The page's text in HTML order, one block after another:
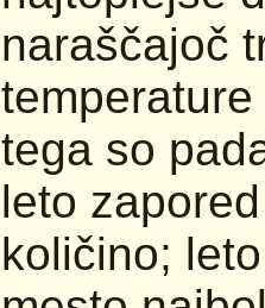
naraščajoč
tega so
leto
količino;